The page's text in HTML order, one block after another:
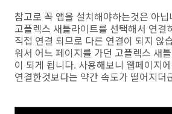
참고로 꼭 앱을 설치해야하는것은 아
고플렉스 새틀라이트를 선택해서 연결
직접 연결 되므로 다른 연결이 되지 않
워서 어느 페이지를 가던 고플렉스 새
이 되게 됩니다. 사용해보니 웹페이지
연결한것보다는 약간 속도가 떨어지더